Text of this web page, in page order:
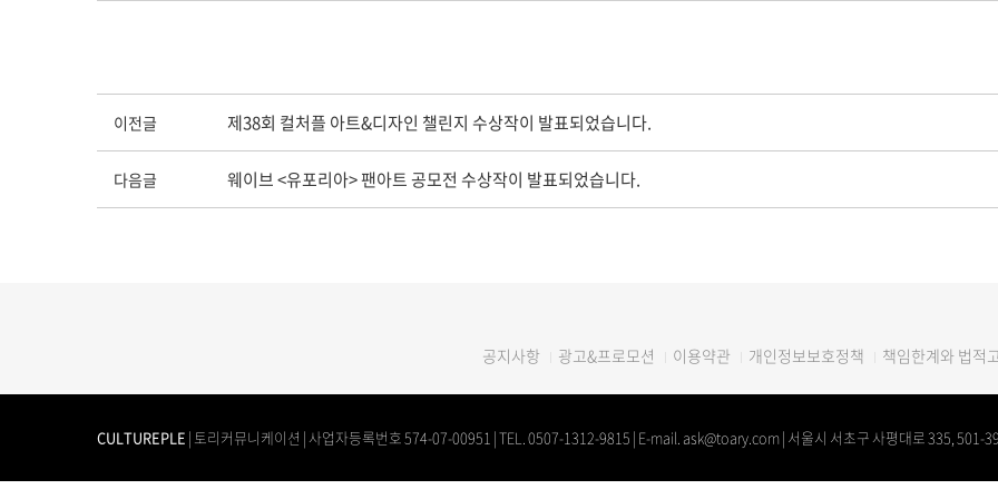
이전글 제38회 컬처플 아트&디자인 챌린지 수상작이 발표되었습니다.
다음글 웨이브 <유포리아> 팬아트 공모전 수상작이 발표되었습니다.
공지사항 광고&프로모션 이용약관 개인정보보호정책 책임한계와 법적
CULTUREPLE | 토리커뮤니케이션 | 사업자등록번호 574-07-00951 | TEL. 0507-1312-9815 | E-mail. ask@toary.com | 서울시 서초구 사평대로 335, 501-39